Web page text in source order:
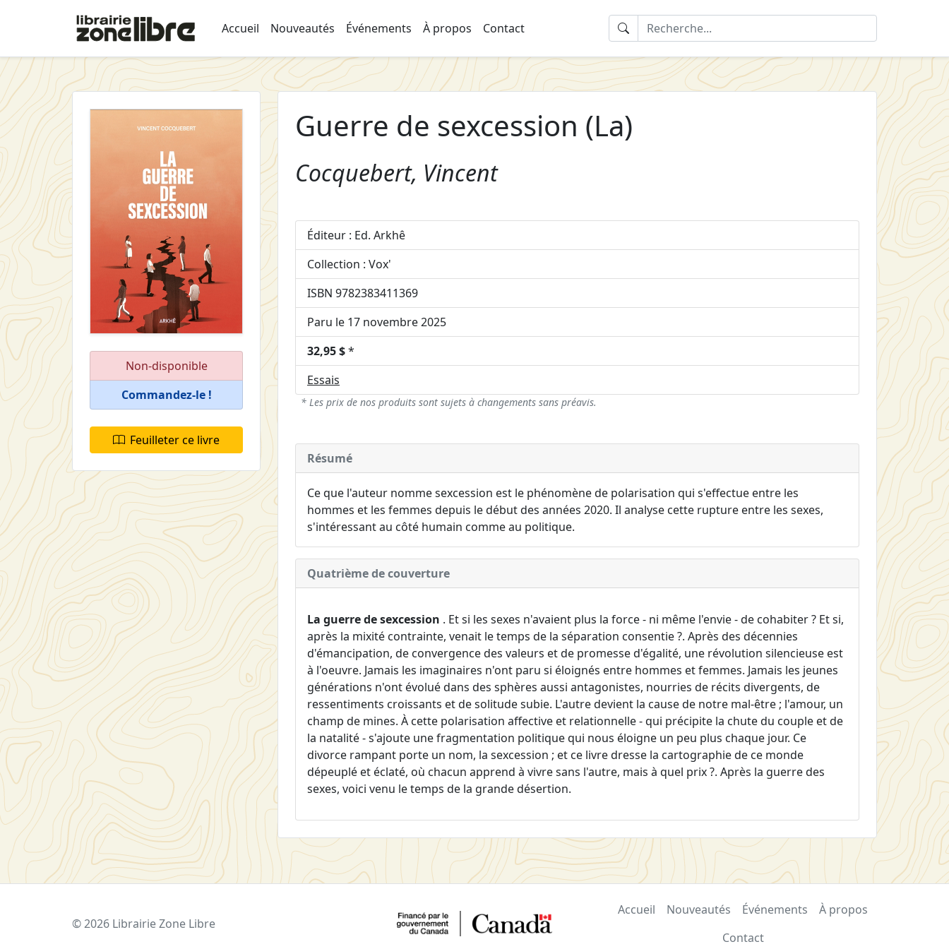
Accueil Nouveautés Événements À propos Contact
Non-disponible
Commandez-le !
Feuilleter ce livre
Guerre de sexcession (La)
Cocquebert, Vincent
Éditeur : Ed. Arkhê
Collection : Vox'
ISBN 9782383411369
Paru le 17 novembre 2025
32,95 $*
Essais
* Les prix de nos produits sont sujets à changements sans préavis.
Résumé
Ce que l'auteur nomme sexcession est le phénomène de polarisation qui s'effectue entre les
hommes et les femmes depuis le début des années 2020. Il analyse cette rupture entre les sexes,
s'intéressant au côté humain comme au politique.
Quatrième de couverture
La guerre de sexcession . Et si les sexes n'avaient plus la force - ni même l'envie - de cohabiter ? Et si,
après la mixité contrainte, venait le temps de la séparation consentie ?. Après des décennies
d'émancipation, de convergence des valeurs et de promesse d'égalité, une révolution silencieuse est
à l'oeuvre. Jamais les imaginaires n'ont paru si éloignés entre hommes et femmes. Jamais les jeunes
générations n'ont évolué dans des sphères aussi antagonistes, nourries de récits divergents, de
ressentiments croissants et de solitude subie. L'autre devient la cause de notre mal-être ; l'amour, un
champ de mines. À cette polarisation affective et relationnelle - qui précipite la chute du couple et de
la natalité - s'ajoute une fragmentation politique qui nous éloigne un peu plus chaque jour. Ce
divorce rampant porte un nom, la sexcession ; et ce livre dresse la cartographie de ce monde
dépeuplé et éclaté, où chacun apprend à vivre sans l'autre, mais à quel prix ?. Après la guerre des
sexes, voici venu le temps de la grande désertion.
© 2026 Librairie Zone Libre
Accueil Nouveautés Événements
À propos
Contact